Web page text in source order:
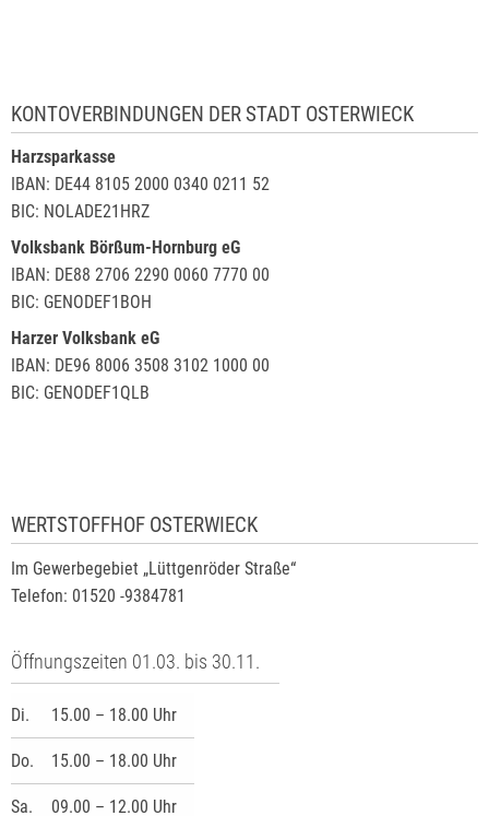
KONTOVERBINDUNGEN DER STADT OSTERWIECK
Harzsparkasse
IBAN: DE44 8105 2000 0340 0211 52
BIC: NOLADE21HRZ
Volksbank Börßum-Hornburg eG
IBAN: DE88 2706 2290 0060 7770 00
BIC: GENODEF1BOH
Harzer Volksbank eG
IBAN: DE96 8006 3508 3102 1000 00
BIC: GENODEF1QLB
WERTSTOFFHOF OSTERWIECK
Im Gewerbegebiet „Lüttgenröder Straße“
Telefon: 01520 -9384781
Öffnungszeiten 01.03. bis 30.11.
Di. 15.00 – 18.00 Uhr
Do. 15.00 – 18.00 Uhr
Sa. 09.00 – 12.00 Uhr